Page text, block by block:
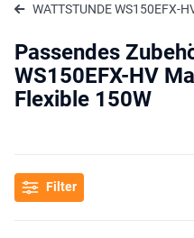
WATTSTUNDE WS150EFX-
Passendes
WS150EFX-HV
Flexible 150W
Filter